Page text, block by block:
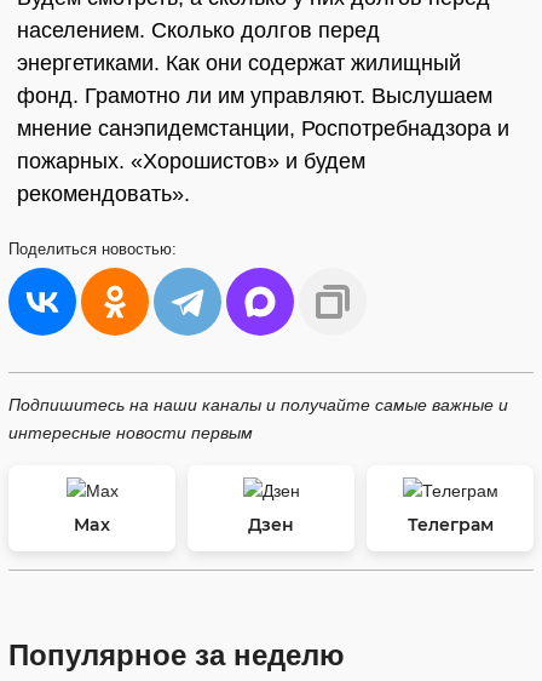
населением. Сколько долгов перед
энергетиками. Как они содержат жилищный
фонд. Грамотно ли им управляют. Выслушаем
мнение санэпидемстанции, Роспотребнадзора и
пожарных. «Хорошистов» и будем
рекомендовать».
Поделиться новостью:
Подпишитесь на наши каналы и получайте самые важные и
интересные новости первым
Max Дзен Телеграм
Популярное за неделю